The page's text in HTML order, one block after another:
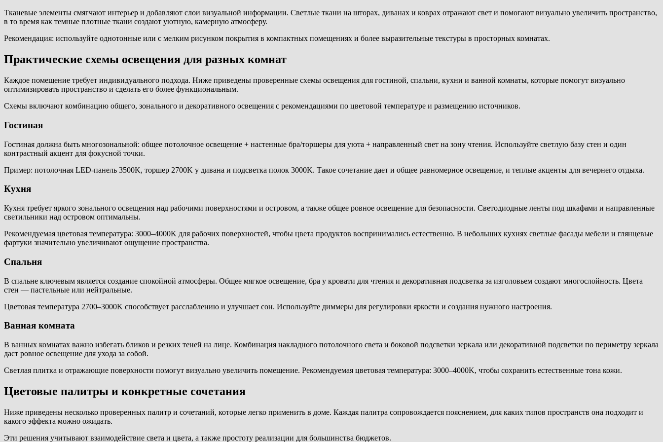
Тканевые элементы смягчают интерьер и добавляют слои визуальной информации. Светлые ткани на шторах, диванах и коврах отражают свет и помогают визуально увеличить пространство,
в то время как темные плотные ткани создают уютную, камерную атмосферу.
Рекомендация: используйте однотонные или с мелким рисунком покрытия в компактных помещениях и более выразительные текстуры в просторных комнатах.
Практические схемы освещения для разных комнат
Каждое помещение требует индивидуального подхода. Ниже приведены проверенные схемы освещения для гостиной, спальни, кухни и ванной комнаты, которые помогут визуально
оптимизировать пространство и сделать его более функциональным.
Схемы включают комбинацию общего, зонального и декоративного освещения с рекомендациями по цветовой температуре и размещению источников.
Гостиная
Гостиная должна быть многозональной: общее потолочное освещение + настенные бра/торшеры для уюта + направленный свет на зону чтения. Используйте светлую базу стен и один
контрастный акцент для фокусной точки.
Пример: потолочная LED-панель 3500K, торшер 2700K у дивана и подсветка полок 3000K. Такое сочетание дает и общее равномерное освещение, и теплые акценты для вечернего отдыха.
Кухня
Кухня требует яркого зонального освещения над рабочими поверхностями и островом, а также общее ровное освещение для безопасности. Светодиодные ленты под шкафами и направленные
светильники над островом оптимальны.
Рекомендуемая цветовая температура: 3000–4000K для рабочих поверхностей, чтобы цвета продуктов воспринимались естественно. В небольших кухнях светлые фасады мебели и глянцевые
фартуки значительно увеличивают ощущение пространства.
Спальня
В спальне ключевым является создание спокойной атмосферы. Общее мягкое освещение, бра у кровати для чтения и декоративная подсветка за изголовьем создают многослойность. Цвета
стен — пастельные или нейтральные.
Цветовая температура 2700–3000K способствует расслаблению и улучшает сон. Используйте диммеры для регулировки яркости и создания нужного настроения.
Ванная комната
В ванных комнатах важно избегать бликов и резких теней на лице. Комбинация накладного потолочного света и боковой подсветки зеркала или декоративной подсветки по периметру зеркала
даст ровное освещение для ухода за собой.
Светлая плитка и отражающие поверхности помогут визуально увеличить помещение. Рекомендуемая цветовая температура: 3000–4000K, чтобы сохранить естественные тона кожи.
Цветовые палитры и конкретные сочетания
Ниже приведены несколько проверенных палитр и сочетаний, которые легко применить в доме. Каждая палитра сопровождается пояснением, для каких типов пространств она подходит и
какого эффекта можно ожидать.
Эти решения учитывают взаимодействие света и цвета, а также простоту реализации для большинства бюджетов.